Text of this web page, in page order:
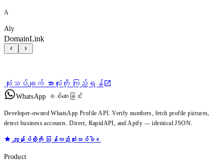
A
Aly
DomainLink
သုံးသပ်ချက် အားလုံးကို ကြည့်ရန်
WhatsApp စစ်ဆေးခြင်း
Developer-owned WhatsApp Profile API. Verify numbers, fetch profile pictures,
detect business accounts. Direct, RapidAPI, and Apify — identical JSON.
ကျွန်ုပ်တို့ကို ပြန်လည်သုံးသပ်ပါ။
Product